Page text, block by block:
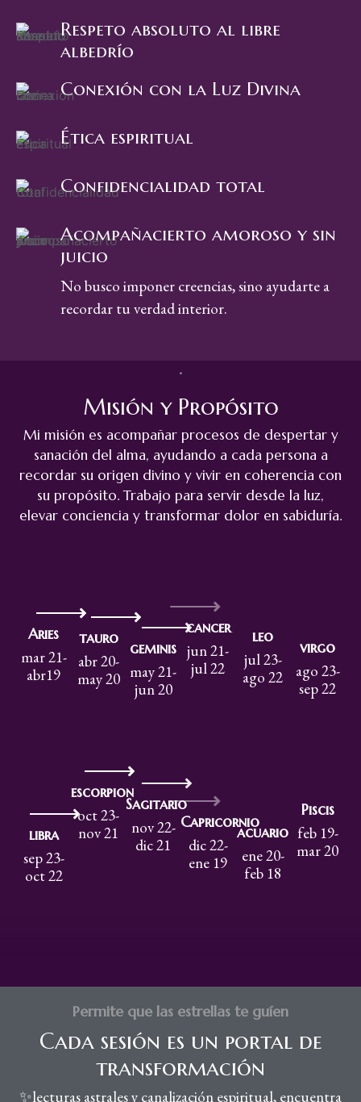
Respeto absoluto al libre
albedrío
Conexión con la Luz Divina
Ética espiritual
Confidencialidad total
Acompañacierto amoroso y sin
juicio
No busco imponer creencias, sino ayudarte a
recordar tu verdad interior.
.
Misión y Propósito
Mi misión es acompañar procesos de despertar y
sanación del alma, ayudando a cada persona a
recordar su origen divino y vivir en coherencia con
su propósito. Trabajo para servir desde la luz,
elevar conciencia y transformar dolor en sabiduría.
Aries
mar 21-
abr19
tauro
abr 20-
may 20
geminis
may 21-
jun 20
cancer
jun 21-
jul 22
leo
jul 23-
ago 22
virgo
ago 23-
sep 22
libra
sep 23-
oct 22
escorpion
oct 23-
nov 21
Sagitario
nov 22-
dic 21
Capricornio
dic 22-
ene 19
acuario
ene 20-
feb 18
Piscis
feb 19-
mar 20
Permite que las estrellas te guíen
Cada sesión es un portal de
transformación
✨lecturas astrales y canalización espiritual, encuentra